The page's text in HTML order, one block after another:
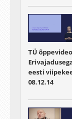
TÜ
eesti
08.12.14